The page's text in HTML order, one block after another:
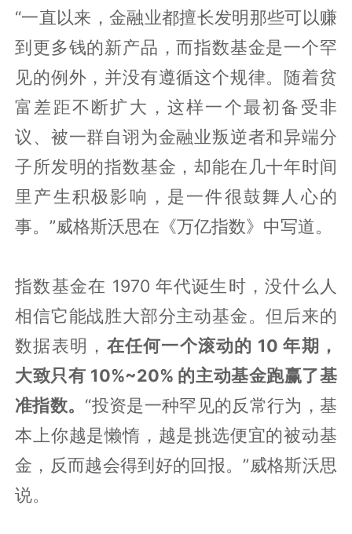
“一直以来，金融业都擅长发明那些可以赚
到更多钱的新产品，而指数基金是一个罕
见的例外，并没有遵循这个规律。随着贫
富差距不断扩大，这样一个最初备受非
议、被一群自诩为金融业叛逆者和异端分
子所发明的指数基金，却能在几十年时间
里产生积极影响，是一件很鼓舞人心的
事。”威格斯沃思在《万亿指数》中写道。
指数基金在 1970 年代诞生时，没什么人
相信它能战胜大部分主动基金。但后来的
数据表明， 在任何一个滚动的 10 年期，
大致只有 10%~20% 的主动基金跑赢了基
准指数。 “投资是一种罕见的反常行为，基
本上你越是懒惰，越是挑选便宜的被动基
金，反而越会得到好的回报。”威格斯沃思
说。